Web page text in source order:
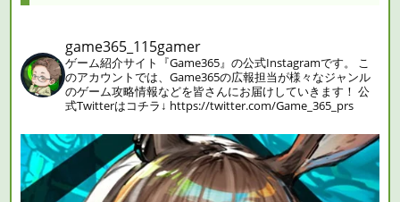
game365_115gamer
ゲーム紹介サイト『Game365』の公式Instagramです。
こ
のアカウントでは、Game365の広報担当が様々なジャンル
のゲーム攻略情報などを皆さんにお届けしていきます！ 公
式Twitterはコチラ↓ https://twitter.com/Game_365_prs